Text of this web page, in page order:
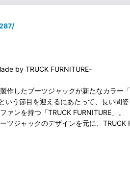
by TRUCK FURNITURE-
作したブーツジャックが新たなカラー
いう節目を迎えるにあたって、長い間
ンを持つ「TRUCK FURNITURE」。
ツジャックのデザインを元に、